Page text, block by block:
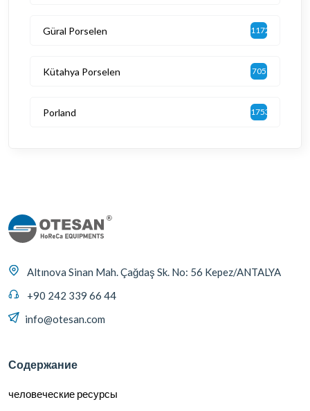
Güral Porselen 1172
Kütahya Porselen 705
Porland 1753
Altınova Sinan Mah. Çağdaş Sk. No: 56 Kepez/ANTALYA
+90 242 339 66 44
info@otesan.com
Содержание
человеческие ресурсы